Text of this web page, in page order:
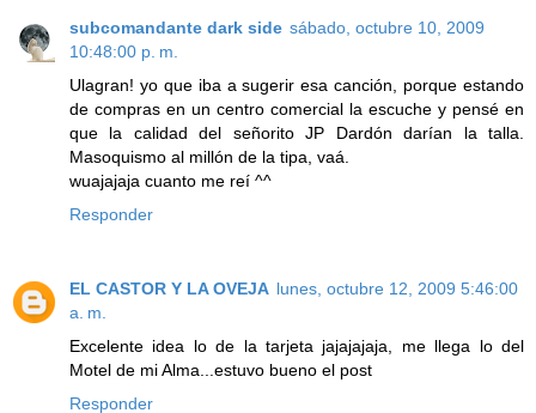
subcomandante dark side sábado, octubre 10, 2009
10:48:00 p. m.
Ulagran! yo que iba a sugerir esa canción, porque estando
de compras en un centro comercial la escuche y pensé en
que la calidad del señorito JP Dardón darían la talla.
Masoquismo al millón de la tipa, vaá.
wuajajaja cuanto me reí ^^
Responder
EL CASTOR Y LA OVEJA lunes, octubre 12, 2009 5:46:00
a. m.
Excelente idea lo de la tarjeta jajajajaja, me llega lo del
Motel de mi Alma...estuvo bueno el post
Responder